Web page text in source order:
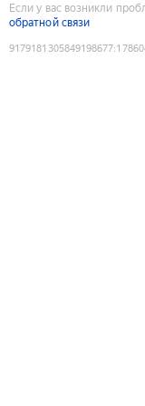
Если у вас возникли
обратной связи
9179181305849198677: